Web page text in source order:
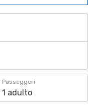
Passeggeri
1 adulto